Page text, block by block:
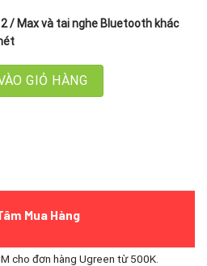
/ Max và tai nghe Bluetooth khác
65706 BT305, hỗ trợ Airpods 4/
GIỎ HÀNG
Mua Hàng
cho đơn hàng Ugreen từ 500K.